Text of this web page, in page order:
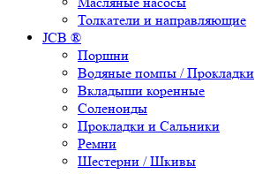
Толкатели и направляющие
JCB ®
Поршни
Водяные помпы / Прокладки
Вкладыши коренные
Соленоиды
Прокладки и Сальники
Ремни
Шестерни / Шкивы